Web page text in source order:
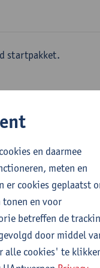
startpakket.
Bie
en daarmee
meten en
er cookies geplaatst
tonen en voor
betreffen de
door middel
alle cookies' te